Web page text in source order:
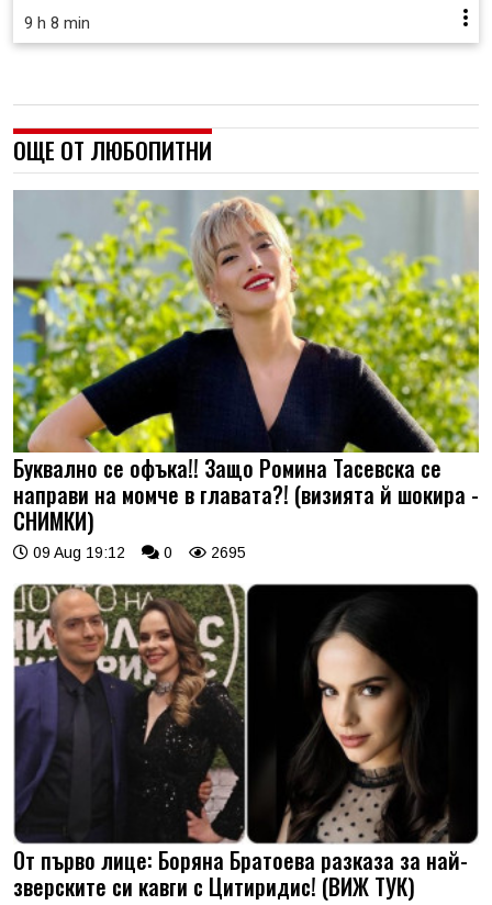
9 h 8 min
ОЩЕ ОТ ЛЮБОПИТНИ
Буквално се офъка!! Защо Ромина Тасевска се
направи на момче в главата?! (визията й шокира -
СНИМКИ)
09 Aug 19:12 0 2695
От първо лице: Боряна Братоева разказа за най-
зверските си кавги с Цитиридис! (ВИЖ ТУК)